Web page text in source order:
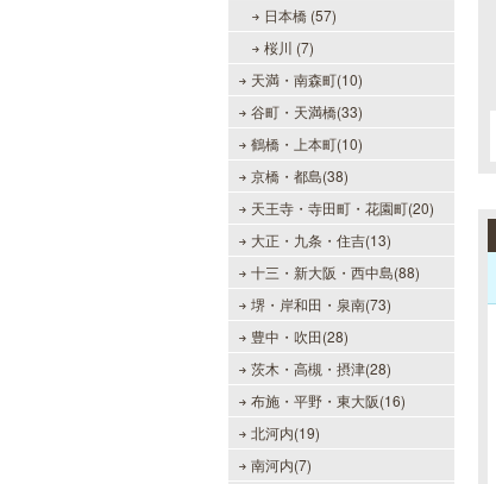
日本橋 (57)
桜川 (7)
天満・南森町(10)
谷町・天満橋(33)
鶴橋・上本町(10)
京橋・都島(38)
天王寺・寺田町・花園町(20)
大正・九条・住吉(13)
十三・新大阪・西中島(88)
堺・岸和田・泉南(73)
豊中・吹田(28)
茨木・高槻・摂津(28)
布施・平野・東大阪(16)
北河内(19)
南河内(7)